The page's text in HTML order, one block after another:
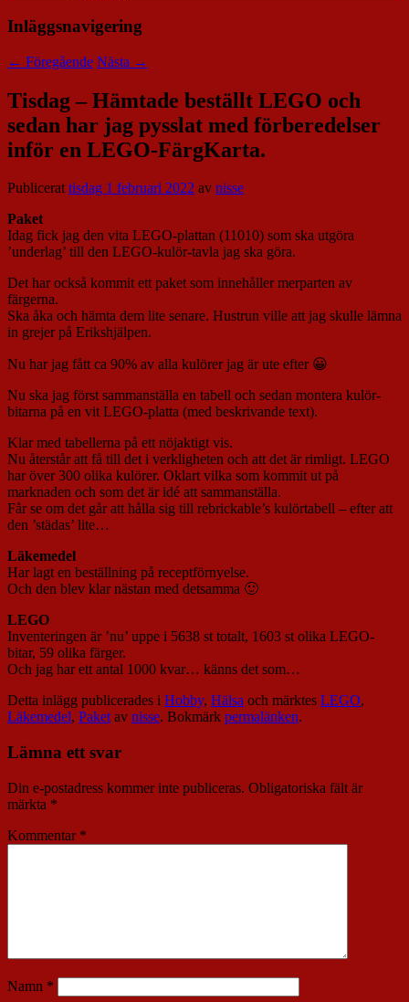
Inläggsnavigering
← Föregående Nästa →
Tisdag – Hämtade beställt LEGO och
sedan har jag pysslat med förberedelser
inför en LEGO-FärgKarta.
Publicerattisdag 1 februari 2022 av nisse
Paket
Idag fick jag den vita LEGO-plattan (11010) som ska utgöra
’underlag’ till den LEGO-kulör-tavla jag ska göra.
Det har också kommit ett paket som innehåller merparten av
färgerna.
Ska åka och hämta dem lite senare. Hustrun ville att jag skulle lämna
in grejer på Erikshjälpen.
Nu har jag fått ca 90% av alla kulörer jag är ute efter 😀
Nu ska jag först sammanställa en tabell och sedan montera kulör-
bitarna på en vit LEGO-platta (med beskrivande text).
Klar med tabellerna på ett nöjaktigt vis.
Nu återstår att få till det i verkligheten och att det är rimligt. LEGO
har över 300 olika kulörer. Oklart vilka som kommit ut på
marknaden och som det är idé att sammanställa.
Får se om det går att hålla sig till rebrickable’s kulörtabell – efter att
den ’städas’ lite…
Läkemedel
Har lagt en beställning på receptförnyelse.
Och den blev klar nästan med detsamma 🙂
LEGO
Inventeringen är ’nu’ uppe i 5638 st totalt, 1603 st olika LEGO-
bitar, 59 olika färger.
Och jag har ett antal 1000 kvar… känns det som…
Detta inlägg publicerades i Hobby, Hälsa och märktes LEGO,
Läkemedel, Paketav nisse. Bokmärk permalänken.
Lämna ett svar
Din e-postadress kommer inte publiceras. Obligatoriska fält är
märkta *
Kommentar *
Namn *